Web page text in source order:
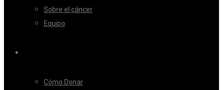
Sobre el cáncer
Equipo
Cómo Donar